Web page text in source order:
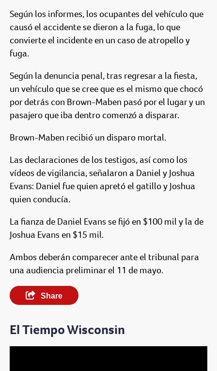
Según los informes, los ocupantes del vehículo que
causó el accidente se dieron a la fuga, lo que
convierte el incidente en un caso de atropello y
fuga.
Según la denuncia penal, tras regresar a la fiesta,
un vehículo que se cree que es el mismo que chocó
por detrás con Brown-Maben pasó por el lugar y un
pasajero que iba dentro comenzó a disparar.
Brown-Maben recibió un disparo mortal.
Las declaraciones de los testigos, así como los
vídeos de vigilancia, señalaron a Daniel y Joshua
Evans: Daniel fue quien apretó el gatillo y Joshua
quien conducía.
La fianza de Daniel Evans se fijó en $100 mil y la de
Joshua Evans en $15 mil.
Ambos deberán comparecer ante el tribunal para
una audiencia preliminar el 11 de mayo.
Share
El Tiempo Wisconsin